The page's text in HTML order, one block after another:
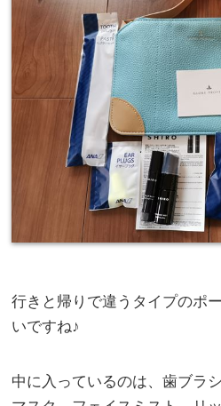
行きと帰りで違うタイプのポ
いですね♪
中に入っているのは、歯ブラ